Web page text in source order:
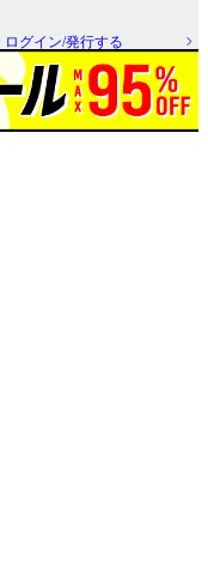
ログイン/発行する